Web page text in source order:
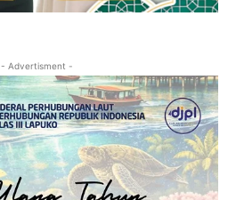
- Advertisment -